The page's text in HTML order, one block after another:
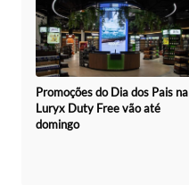
Promoções do Dia dos Pais na
Luryx Duty Free vão até
domingo